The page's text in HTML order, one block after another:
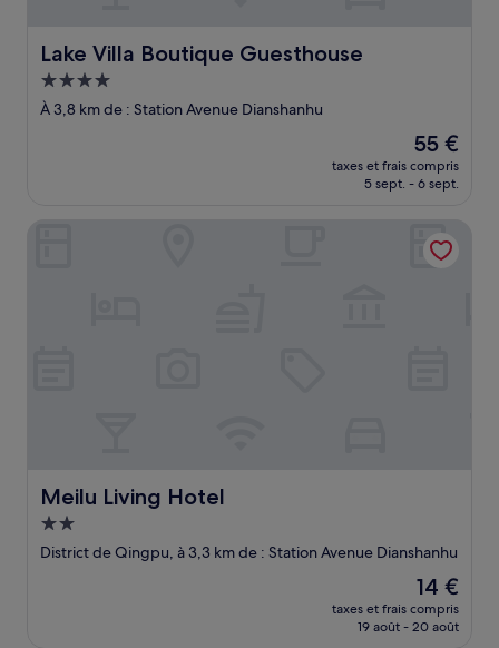
Lake Villa Boutique Guesthouse
Lake Villa Boutique Guesthouse
Hébergement
4.0 étoiles
À 3,8 km de : Station Avenue Dianshanhu
Le
nouveau
prix
de
55 €
55 €
taxes et frais compris
5 sept. - 6 sept.
Meilu Living Hotel
Meilu Living Hotel
Hébergement
2.0 étoiles
District de Qingpu, à 3,3 km de : Station Avenue Dianshanhu
Le
nouveau
prix
14 €
taxes et frais compris
19 août - 20 août